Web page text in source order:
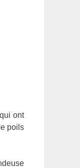
qui ont
poils